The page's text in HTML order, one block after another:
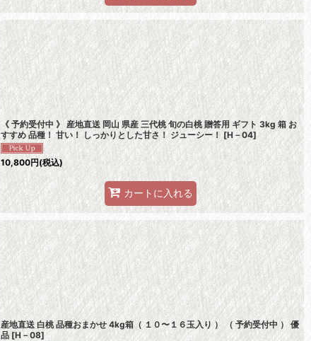
《 予約受付中 》 産地直送 岡山 県産 三代桃 旬の白桃 贈答用 ギフト 3kg 箱 お
すすめ 品種！ 甘い！ しっかりとした甘さ！ ジューシー！ [H－04]
10,800円(税込)
カートに入れる
産地直送 白桃 品種おまかせ 4kg箱（ １０〜１６玉入り ） （ 予約受付中 ） 優
品[H－08]